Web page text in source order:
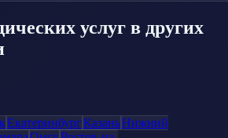
услуг в других
ЕкатеринбургКазаньНижний